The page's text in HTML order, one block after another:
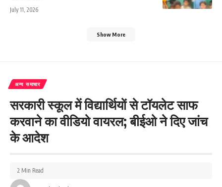
July 11, 2026
Show More
अन्य समाचार
सरकारी स्कूल में विद्यार्थियों से टॉयलेट साफ
करवाने का वीडियो वायरल; बीईओ ने दिए जांच
के आदेश
2 Min Read